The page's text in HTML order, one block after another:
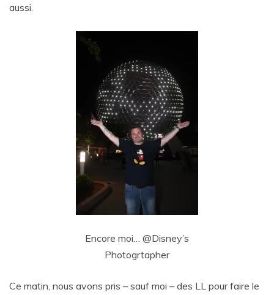
aussi.
Encore moi… @Disney’s
Photogrtapher
Ce matin, nous avons pris – sauf moi – des LL pour faire le